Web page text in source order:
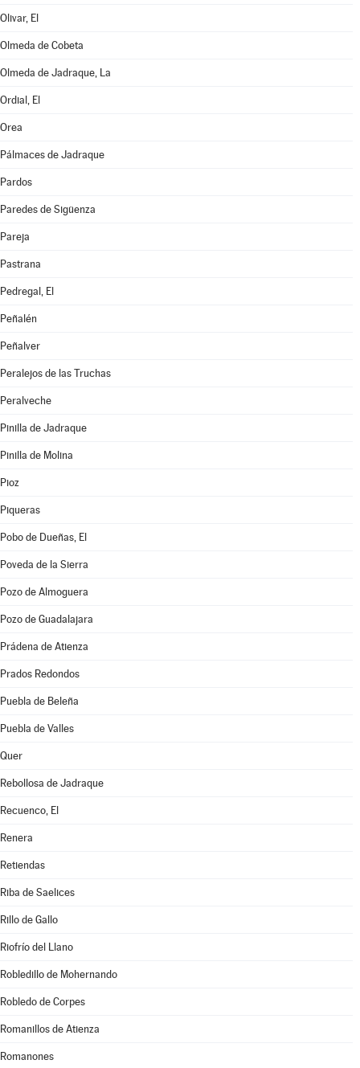
Olivar, El
Olmeda de Cobeta
Olmeda de Jadraque, La
Ordial, El
Orea
Pálmaces de Jadraque
Pardos
Paredes de Sigüenza
Pareja
Pastrana
Pedregal, El
Peñalén
Peñalver
Peralejos de las Truchas
Peralveche
Pinilla de Jadraque
Pinilla de Molina
Pioz
Piqueras
Pobo de Dueñas, El
Poveda de la Sierra
Pozo de Almoguera
Pozo de Guadalajara
Prádena de Atienza
Prados Redondos
Puebla de Beleña
Puebla de Valles
Quer
Rebollosa de Jadraque
Recuenco, El
Renera
Retiendas
Riba de Saelices
Rillo de Gallo
Riofrío del Llano
Robledillo de Mohernando
Robledo de Corpes
Romanillos de Atienza
Romanones